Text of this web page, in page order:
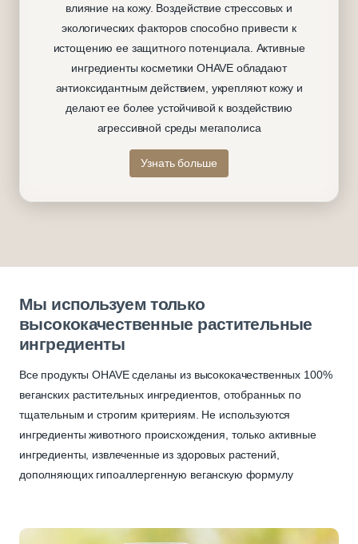
влияние на кожу. Воздействие стрессовых и
экологических факторов способно привести к
истощению ее защитного потенциала. Активные
ингредиенты косметики OHAVE обладают
антиоксидантным действием, укрепляют кожу и
делают ее более устойчивой к воздействию
агрессивной среды мегаполиса
Узнать больше
Мы используем только
высококачественные растительные
ингредиенты
Все продукты OHAVE сделаны из высококачественных 100%
веганских растительных ингредиентов, отобранных по
тщательным и строгим критериям. Не используются
ингредиенты животного происхождения, только активные
ингредиенты, извлеченные из здоровых растений,
дополняющих гипоаллергенную веганскую формулу